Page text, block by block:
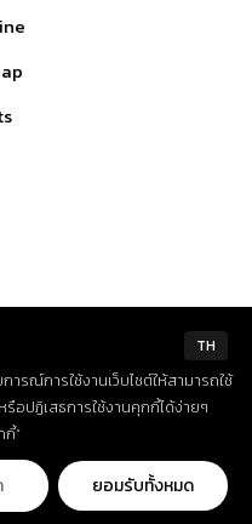
TH
ารณ์การใช้งานเว็บไซต์ให้สามารถใช้
อปฏิเสธการใช้งานคุกกี้ได้ง่ายๆ
กี้”
ยอมรับทั้งหมด